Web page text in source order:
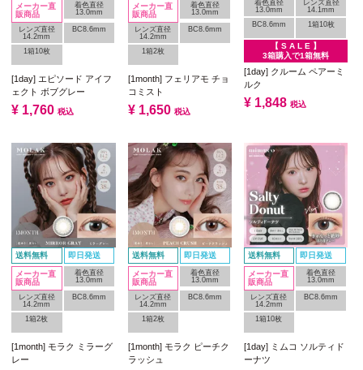
メーカー直
販商品
着色直径
13.0mm
レンズ直径
14.2mm
BC8.6mm
1箱10枚
[1day] エピソード アイフ
ェクト ボブグレー
¥ 1,760 税込
メーカー直
販商品
着色直径
13.0mm
レンズ直径
14.2mm
BC8.6mm
1箱2枚
[1month] フェリアモ チョ
コミスト
¥ 1,650 税込
着色直径
13.0mm
レンズ直径
14.1mm
BC8.6mm
1箱10枚
【 S A L E 】
3箱購入で1箱無料
[1day] クルーム ペアーミ
ルク
¥ 1,848 税込
送料無料 即日発送
メーカー直
販商品
着色直径
13.0mm
レンズ直径
14.2mm
BC8.6mm
1箱2枚
[1month] モラク ミラーグ
レー
送料無料 即日発送
メーカー直
販商品
着色直径
13.0mm
レンズ直径
14.2mm
BC8.6mm
1箱2枚
[1month] モラク ピーチク
ラッシュ
送料無料 即日発送
メーカー直
販商品
着色直径
13.0mm
レンズ直径
14.2mm
BC8.6mm
1箱10枚
[1day] ミムコ ソルティド
ーナツ